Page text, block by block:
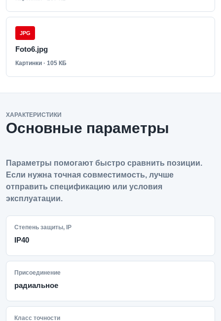
JPG
Foto6.jpg
Картинки · 105 КБ
ХАРАКТЕРИСТИКИ
Основные параметры
Параметры помогают быстро сравнить позиции.
Если нужна точная совместимость, лучше
отправить спецификацию или условия
эксплуатации.
Степень защиты, IP
IP40
Присоединение
радиальное
Класс точности